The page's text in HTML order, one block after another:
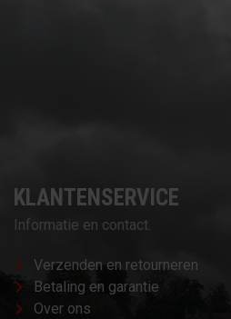
KLANTENSERVICE
Informatie en contact.
Verzenden en retourneren
Betaling en garantie
Over ons